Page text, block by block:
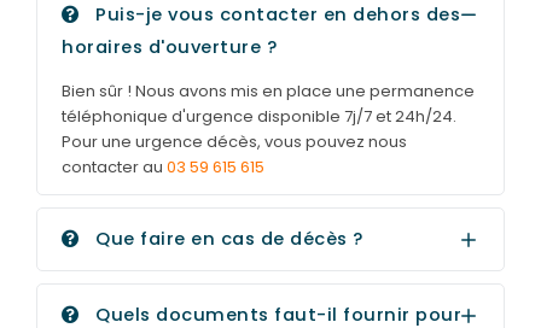
Puis-je vous contacter en dehors des
horaires d'ouverture ?
Bien sûr ! Nous avons mis en place une permanence
téléphonique d'urgence disponible 7j/7 et 24h/24.
Pour une urgence décès, vous pouvez nous
contacter au 03 59 615 615
Que faire en cas de décès ?
Quels documents faut-il fournir pour